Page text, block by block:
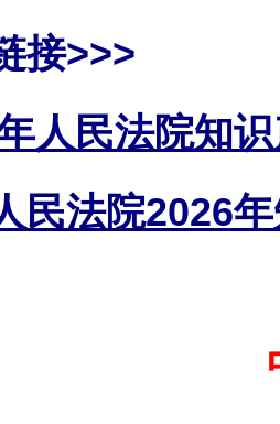
>>>
人民法院知
民法院2026
素超标问题”